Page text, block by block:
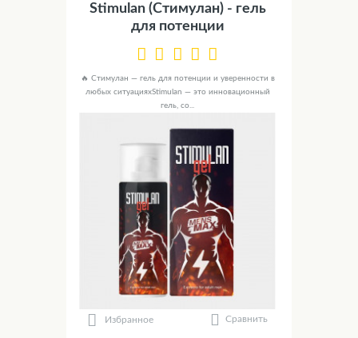
Stimulan (Стимулан) - гель
для потенции
🔥 Стимулан — гель для потенции и уверенности в
любых ситуацияхStimulan — это инновационный
гель, со...
Избранное Сравнить